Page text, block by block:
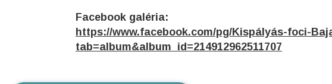
Facebook galéria:
https://www.facebook.com/pg/Kispályás-foci-
tab=album&album_id=214912962511707